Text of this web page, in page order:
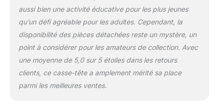
aussi bien une activité éducative pour les plus jeunes
qu’un défi agréable pour les adultes. Cependant, la
disponibilité des pièces détachées reste un mystère, un
point à considérer pour les amateurs de collection. Avec
une moyenne de 5,0 sur 5 étoiles dans les retours
clients, ce casse-tête a amplement mérité sa place
parmi les meilleures ventes.